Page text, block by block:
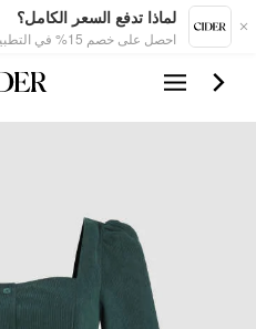
لماذا تدفع السعر الكامل؟
احصل على خصم 15% في التطبيق